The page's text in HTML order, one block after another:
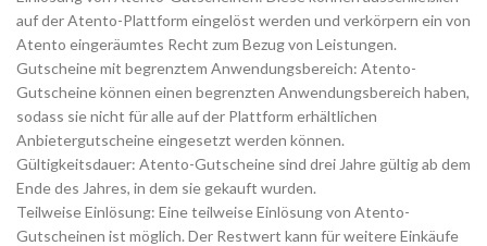
auf der Atento-Plattform eingelöst werden und verkörpern ein von
Atento eingeräumtes Recht zum Bezug von Leistungen.
Gutscheine mit begrenztem Anwendungsbereich: Atento-
Gutscheine können einen begrenzten Anwendungsbereich haben,
sodass sie nicht für alle auf der Plattform erhältlichen
Anbietergutscheine eingesetzt werden können.
Gültigkeitsdauer: Atento-Gutscheine sind drei Jahre gültig ab dem
Ende des Jahres, in dem sie gekauft wurden.
Teilweise Einlösung: Eine teilweise Einlösung von Atento-
Gutscheinen ist möglich. Der Restwert kann für weitere Einkäufe